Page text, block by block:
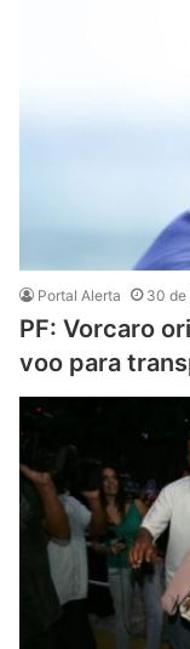
Portal Alerta 30 de
PF: Vorcaro
voo para